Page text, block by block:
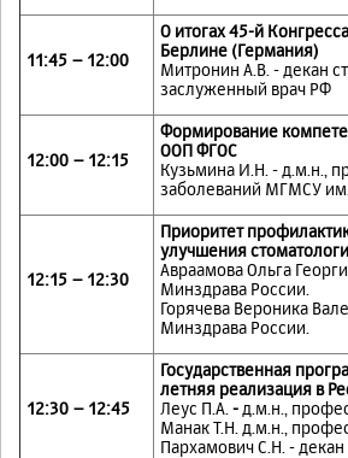
11:45 – 12:00
О итогах45-й
Берлине (Германия)
Митронин А.В. - декан
заслуженный врач РФ
12:00 – 12:15
Формирование
ООП ФГОС
Кузьмина И.Н. - д.м.н.,
заболеваний МГМСУ
12:15 – 12:30
Приоритет
улучшения
Авраамова Ольга
Минздрава России.
Горячева Вероника
Минздрава России.
12:30 – 12:45
Государственная
летняя реализация в
Леус П.А. - д.м.н.,
Манак Т.Н. д.м.н.,
Пархамович С.Н. -